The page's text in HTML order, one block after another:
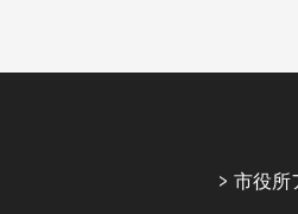
市役所